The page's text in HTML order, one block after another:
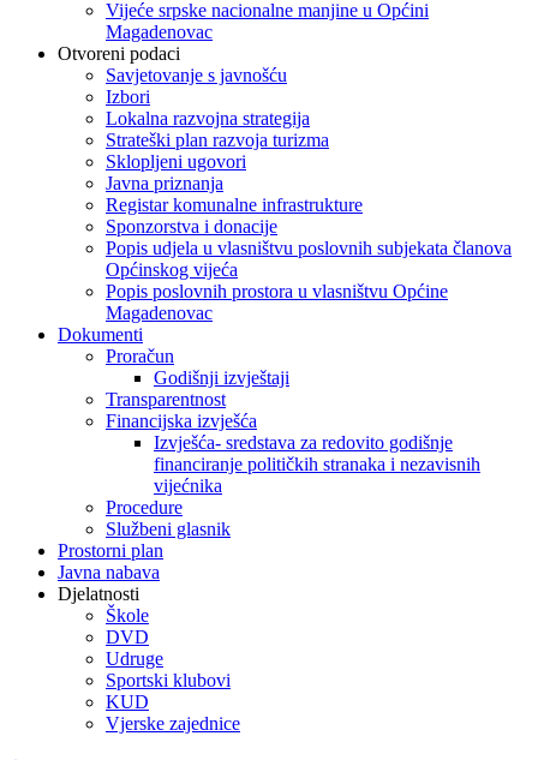
Vijeće srpske nacionalne manjine u Općini
Magadenovac
Otvoreni podaci
Savjetovanje s javnošću
Izbori
Lokalna razvojna strategija
Strateški plan razvoja turizma
Sklopljeni ugovori
Javna priznanja
Registar komunalne infrastrukture
Sponzorstva i donacije
Popis udjela u vlasništvu poslovnih subjekata članova
Općinskog vijeća
Popis poslovnih prostora u vlasništvu Općine
Magadenovac
Dokumenti
Proračun
Godišnji izvještaji
Transparentnost
Financijska izvješća
Izvješća- sredstava za redovito godišnje
financiranje političkih stranaka i nezavisnih
vijećnika
Procedure
Službeni glasnik
Prostorni plan
Javna nabava
Djelatnosti
Škole
DVD
Udruge
Sportski klubovi
KUD
Vjerske zajednice